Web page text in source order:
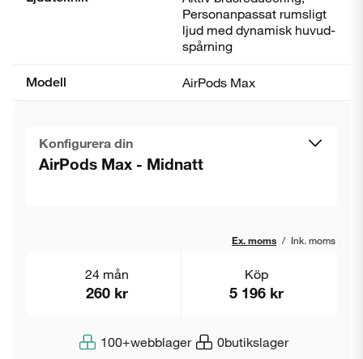
Personanpassat rumsligt
ljud med dynamisk huvud­
spårning
Modell AirPods Max
Konfigurera din
AirPods Max - Midnatt
Ex. moms / Ink. moms
100+webblager 0butikslager
24 mån
260 kr
Köp
5 196 kr